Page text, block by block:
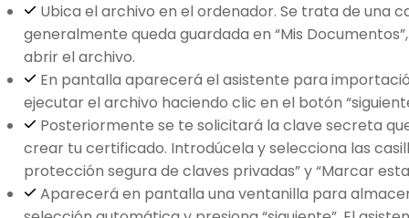
Ubica el archivo en el ordenador. Se trata de una
generalmente queda guardada en “Mis
abrir el archivo.
En pantalla aparecerá el asistente para
ejecutar el archivo haciendo clic en el botón
Posteriormente se te solicitará la clave secreta
crear tu certificado. Introdúcela y selecciona las
protección segura de claves privadas” y “Marcar
Aparecerá en pantalla una ventanilla para